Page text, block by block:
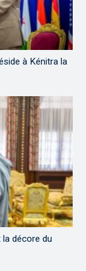
à Kénitra la
la décore du